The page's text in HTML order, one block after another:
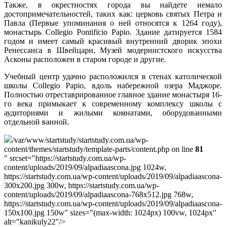
Также, в окрестностях города вы найдете немало
достопримечательностей, таких как: церковь святых Петра и
Павла (Первые упоминания о ней относятся к 1264 году),
монастырь Collegio Pontificio Papio. Здание датируется 1584
годом и имеет самый красивый внутренний дворик эпохи
Ренессанса в Швейцари, Музей модернистского искусства
Асконы расположен в старом городе и другие.
Учебный центр удачно расположился в стенах католической
школы Collegio Papio, вдоль набережной озера Маджоре.
Полностью отреставрированное главное здание монастыря 16-
го века примыкает к современному комплексу школы с
аудиториями и жилыми комнатами, оборудованными
отдельной ванной.
/var/www/startstudy/startstudy.com.ua/wp-
content/themes/startstudy/template-parts/content.php on line 81
" srcset="https://startstudy.com.ua/wp-
content/uploads/2019/09/alpadiaascona.jpg 1024w,
https://startstudy.com.ua/wp-content/uploads/2019/09/alpadiaascona-
300x200.jpg 300w, https://startstudy.com.ua/wp-
content/uploads/2019/09/alpadiaascona-768x512.jpg 768w,
https://startstudy.com.ua/wp-content/uploads/2019/09/alpadiaascona-
150x100.jpg 150w" sizes="(max-width: 1024px) 100vw, 1024px"
alt="kanikuly22"/>